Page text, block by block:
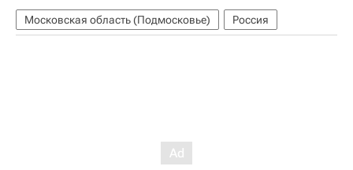
Московская область (Подмосковье) Россия